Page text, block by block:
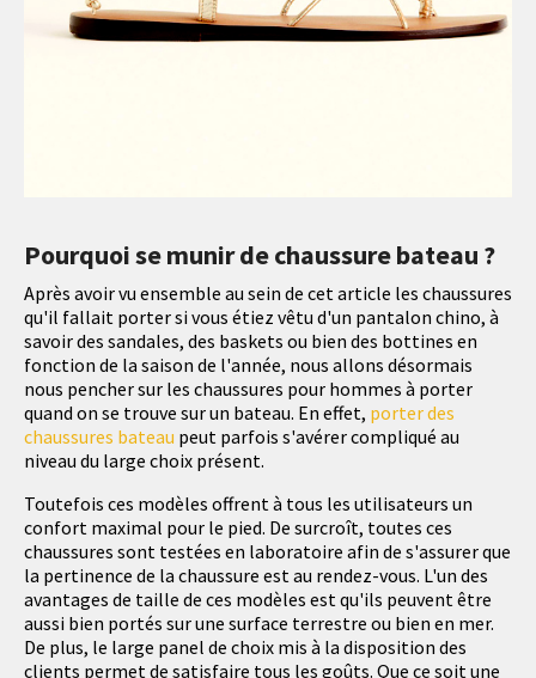
Pourquoi se munir de chaussure bateau ?
Après avoir vu ensemble au sein de cet article les chaussures
qu'il fallait porter si vous étiez vêtu d'un pantalon chino, à
savoir des sandales, des baskets ou bien des bottines en
fonction de la saison de l'année, nous allons désormais
nous pencher sur les chaussures pour hommes à porter
quand on se trouve sur un bateau. En effet, porter des
chaussures bateau peut parfois s'avérer compliqué au
niveau du large choix présent.
Toutefois ces modèles offrent à tous les utilisateurs un
confort maximal pour le pied. De surcroît, toutes ces
chaussures sont testées en laboratoire afin de s'assurer que
la pertinence de la chaussure est au rendez-vous. L'un des
avantages de taille de ces modèles est qu'ils peuvent être
aussi bien portés sur une surface terrestre ou bien en mer.
De plus, le large panel de choix mis à la disposition des
clients permet de satisfaire tous les goûts. Que ce soit une